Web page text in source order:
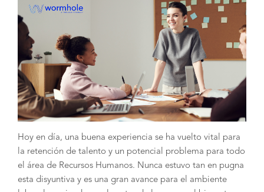
Hoy en día, una buena experiencia se ha vuelto vital para
la retención de talento y un potencial problema para todo
el área de Recursos Humanos. Nunca estuvo tan en pugna
esta disyuntiva y es una gran avance para el ambiente